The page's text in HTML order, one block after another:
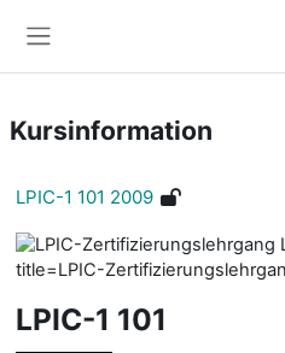
Kursinformation
LPIC-1 101 2009
LPIC-1 101